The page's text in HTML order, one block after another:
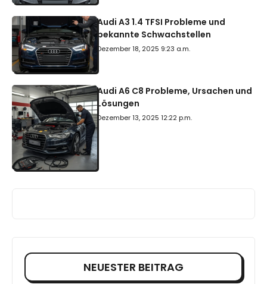
Audi A3 1.4 TFSI Probleme und
bekannte Schwachstellen
Dezember 18, 2025 9:23 a.m.
Audi A6 C8 Probleme, Ursachen und
Lösungen
Dezember 13, 2025 12:22 p.m.
NEUESTER BEITRAG